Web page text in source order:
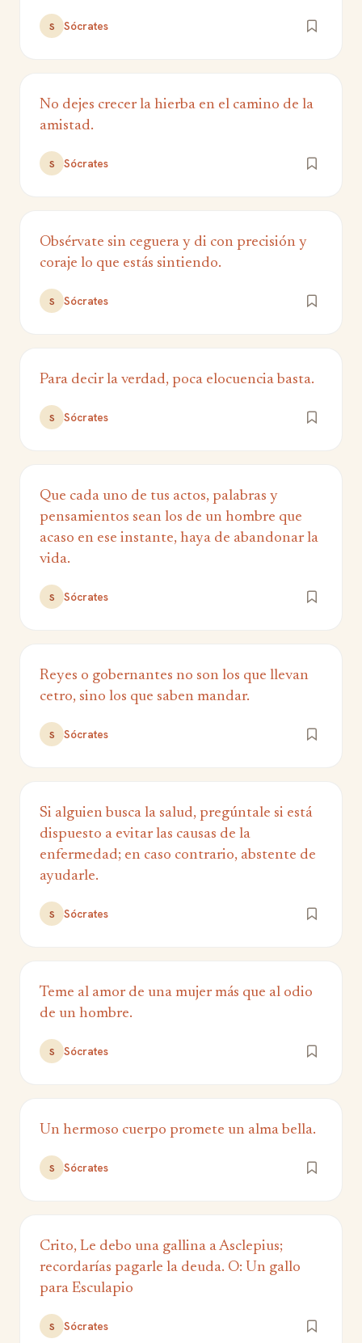
S Sócrates
No dejes crecer la hierba en el camino de la
amistad.
S Sócrates
Obsérvate sin ceguera y di con precisión y
coraje lo que estás sintiendo.
S Sócrates
Para decir la verdad, poca elocuencia basta.
S Sócrates
Que cada uno de tus actos, palabras y
pensamientos sean los de un hombre que
acaso en ese instante, haya de abandonar la
vida.
S Sócrates
Reyes o gobernantes no son los que llevan
cetro, sino los que saben mandar.
S Sócrates
Si alguien busca la salud, pregúntale si está
dispuesto a evitar las causas de la
enfermedad; en caso contrario, abstente de
ayudarle.
S Sócrates
Teme al amor de una mujer más que al odio
de un hombre.
S Sócrates
Un hermoso cuerpo promete un alma bella.
S Sócrates
Crito, Le debo una gallina a Asclepius;
recordarías pagarle la deuda. O: Un gallo
para Esculapio
S Sócrates